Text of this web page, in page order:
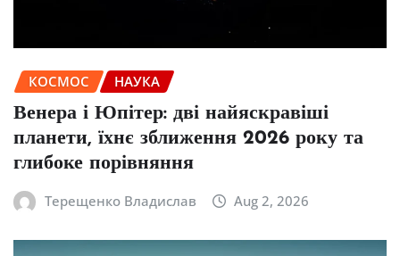
КОСМОС НАУКА
Венера і Юпітер: дві найяскравіші
планети, їхнє зближення 2026 року та
глибоке порівняння
Терещенко Владислав Aug 2, 2026